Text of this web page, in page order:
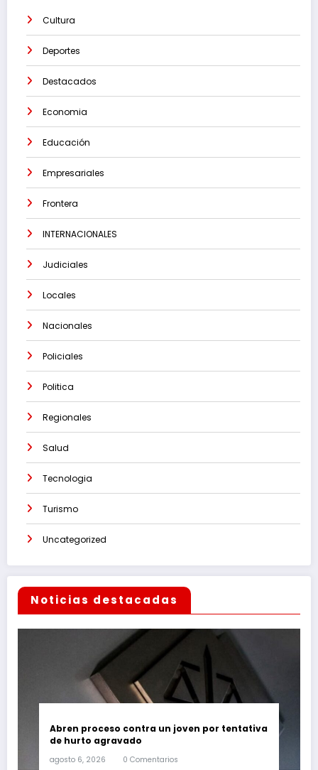
Cultura
Deportes
Destacados
Economia
Educación
Empresariales
Frontera
INTERNACIONALES
Judiciales
Locales
Nacionales
Policiales
Politica
Regionales
Salud
Tecnologia
Turismo
Uncategorized
Noticias destacadas
Abren proceso contra un joven por tentativa
de hurto agravado
agosto 6, 2026 0 Comentarios